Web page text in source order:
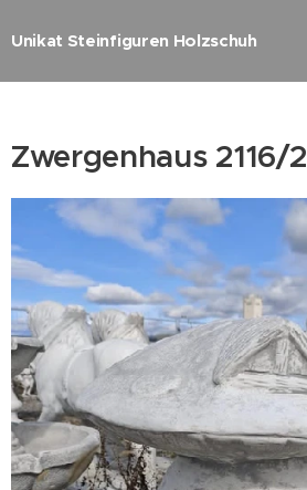
Unikat Steinfiguren Holzschuh
Zwergenhaus 2116/2